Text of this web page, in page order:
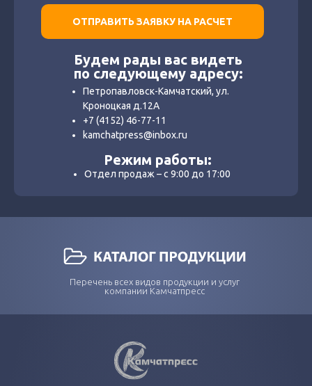
ОТПРАВИТЬ ЗАЯВКУ НА РАСЧЕТ
Петропавловск-Камчатский, ул.
Кроноцкая д.12А
+7 (4152) 46-77-11
kamchatpress@inbox.ru
Будем рады вас видеть
по следующему адресу:
Отдел продаж – с 9:00 до 17:00
Режим работы:
Перечень всех видов продукции и услуг
компании Камчатпресс